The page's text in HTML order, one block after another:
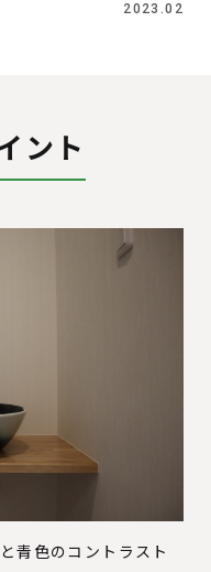
2023.02
ント
青色のコントラスト